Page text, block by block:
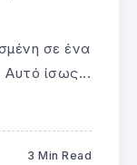
σε ένα
Αυτό ίσως...
3 Min Read